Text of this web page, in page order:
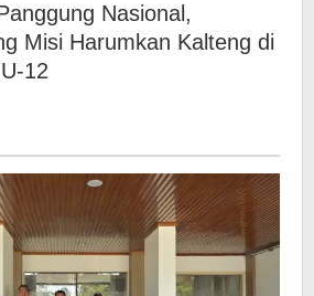
Panggung
Nasional,
Persebun
Usung
di
Piala
Presiden
U-
12
Nasional,
Misi Harumkan Kalteng di
12